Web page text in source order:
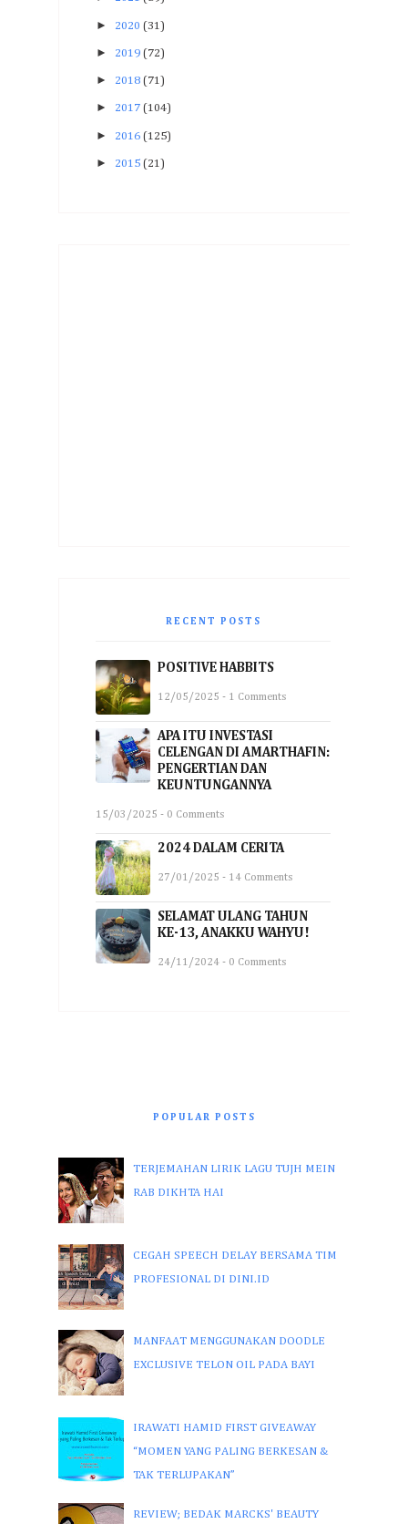
► 2020 (31)
► 2019 (72)
► 2018 (71)
► 2017 (104)
► 2016 (125)
► 2015 (21)
RECENT POSTS
POSITIVE HABBITS
12/05/2025 - 1 Comments
APA ITU INVESTASI
CELENGAN DI AMARTHAFIN:
PENGERTIAN DAN
KEUNTUNGANNYA
15/03/2025 - 0 Comments
2024 DALAM CERITA
27/01/2025 - 14 Comments
SELAMAT ULANG TAHUN
KE-13, ANAKKU WAHYU!
24/11/2024 - 0 Comments
POPULAR POSTS
TERJEMAHAN LIRIK LAGU TUJH MEIN
RAB DIKHTA HAI
CEGAH SPEECH DELAY BERSAMA TIM
PROFESIONAL DI DINI.ID
MANFAAT MENGGUNAKAN DOODLE
EXCLUSIVE TELON OIL PADA BAYI
IRAWATI HAMID FIRST GIVEAWAY
“MOMEN YANG PALING BERKESAN &
TAK TERLUPAKAN”
REVIEW; BEDAK MARCKS' BEAUTY